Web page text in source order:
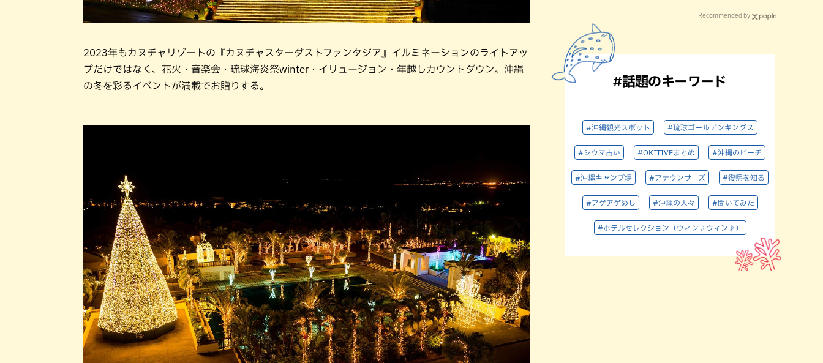
2023年もカヌチャリゾートの『カヌチャスターダストファンタジア』イルミネーションのライトアッ
プだけではなく、花火・音楽会・琉球海炎祭winter・イリュージョン・年越しカウントダウン。沖縄
の冬を彩るイベントが満載でお贈りする。
Recommended by
#話題のキーワード
#沖縄観光スポット #琉球ゴールデンキングス
#シウマ占い #OKITIVEまとめ #沖縄のビーチ
#沖縄キャンプ場 #アナウンサーズ #復帰を知る
#アゲアゲめし #沖縄の人々 #聞いてみた
#ホテルセレクション（ウィン♪ウィン♪）